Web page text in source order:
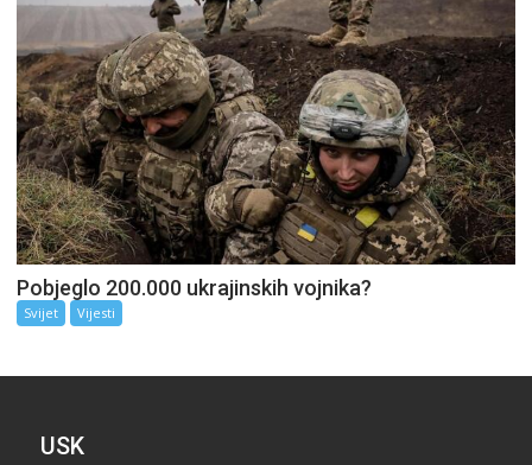
Pobjeglo 200.000 ukrajinskih vojnika?
Svijet Vijesti
USK